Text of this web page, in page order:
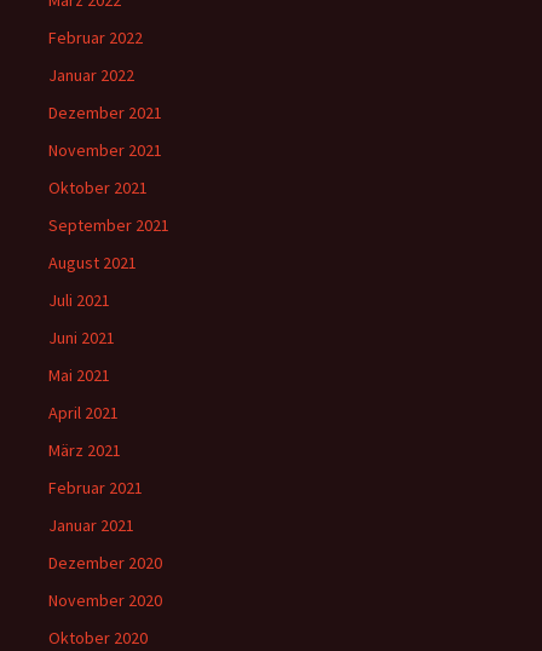
Februar 2022
Januar 2022
Dezember 2021
November 2021
Oktober 2021
September 2021
August 2021
Juli 2021
Juni 2021
Mai 2021
April 2021
März 2021
Februar 2021
Januar 2021
Dezember 2020
November 2020
Oktober 2020